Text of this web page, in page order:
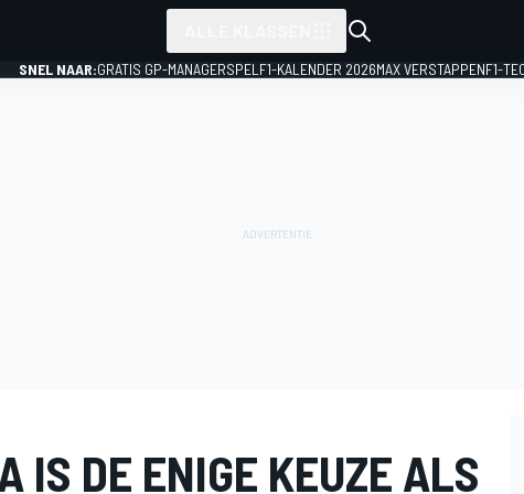
SNEL NAAR:GRATIS GP-MANAGERSPEL F1-KALENDER 2026MAX VERSTAPPENF1-
IS DE ENIGE KEUZE ALS